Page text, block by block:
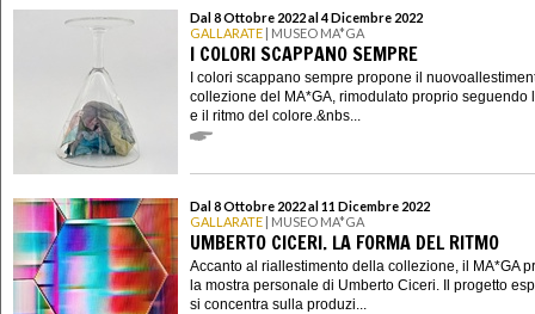
Dal 8 Ottobre 2022 al 4 Dicembre 2022
GALLARATE | MUSEO MA*GA
I COLORI SCAPPANO SEMPRE
I colori scappano sempre propone il
collezione del MA*GA, rimodulato proprio seguendo
e il ritmo del colore.&nbs...
Dal 8 Ottobre 2022 al 11 Dicembre 2022
GALLARATE | MUSEO MA*GA
UMBERTO CICERI. LA FORMA DEL RITMO
Accanto al riallestimento della collezione, il MA*GA
la mostra personale di Umberto Ciceri. Il progetto
si concentra sulla produzi...